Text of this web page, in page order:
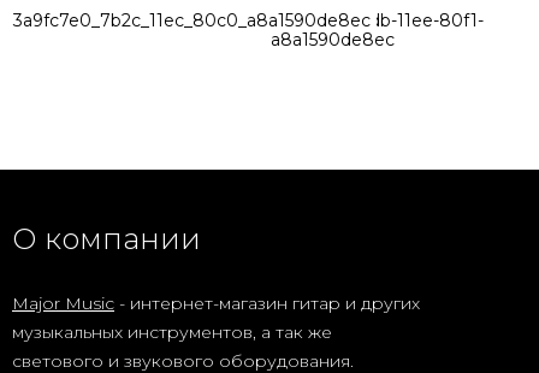
3a9fc7e0_7b2c_11ec_80c0_a8a1590de8ec8dcfdc97-1fdb-11ee-80f1-
a8a1590de8ec
О компании
Major Music - интернет-магазин гитар и других
музыкальных инструментов, а так же
светового и звукового оборудования.